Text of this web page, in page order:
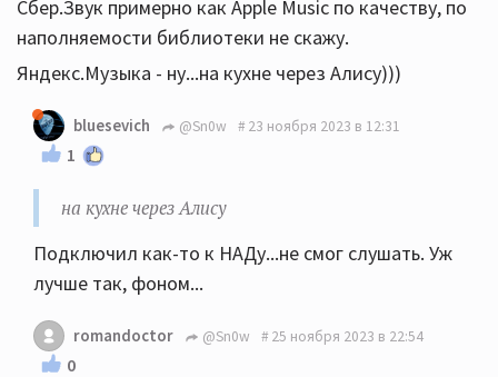
Сбер.Звук примерно как Apple Music по качеству, по
наполняемости библиотеки не скажу.
Яндекс.Музыка - ну...на кухне через Алису)))
bluesevich @Sn0w 23 ноября 2023 в 12:31
1
на кухне через Алису
Подключил как-то к НАДу...не смог слушать. Уж
лучше так, фоном...
romandoctor @Sn0w 25 ноября 2023 в 22:54
0